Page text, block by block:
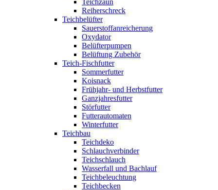
Teichzaun
Reiherschreck
Teichbelüfter
Sauerstoffanreicherung
Oxydator
Belüfterpumpen
Belüftung Zubehör
Teich-Fischfutter
Sommerfutter
Koisnack
Frühjahr- und Herbstfutter
Ganzjahresfutter
Störfutter
Futterautomaten
Winterfutter
Teichbau
Teichdeko
Schlauchverbinder
Teichschlauch
Wasserfall und Bachlauf
Teichbeleuchtung
Teichbecken